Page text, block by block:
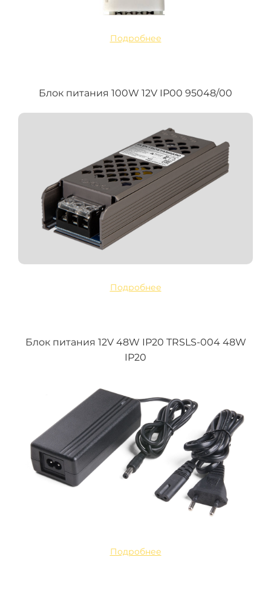
Подробнее
Блок питания 100W 12V IP00 95048/00
Подробнее
Блок питания 12V 48W IP20 TRSLS-004 48W
IP20
Подробнее